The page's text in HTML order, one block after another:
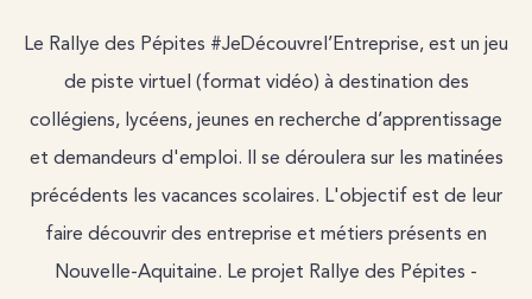
Le Rallye des Pépites #JeDécouvrel’Entreprise, est un jeu
de piste virtuel (format vidéo) à destination des
collégiens, lycéens, jeunes en recherche d’apprentissage
et demandeurs d'emploi. Il se déroulera sur les matinées
précédents les vacances scolaires. L'objectif est de leur
faire découvrir des entreprise et métiers présents en
Nouvelle-Aquitaine. Le projet Rallye des Pépites -